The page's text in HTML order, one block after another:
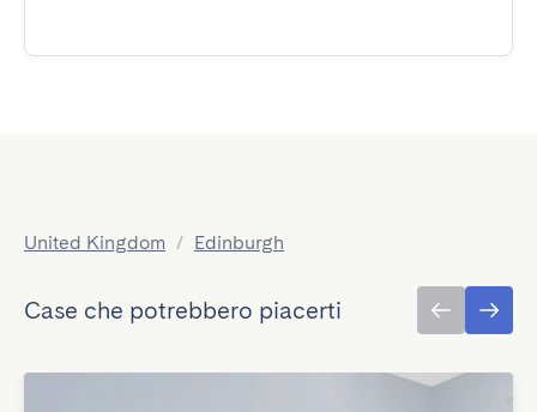
United Kingdom / Edinburgh
Case che potrebbero piacerti